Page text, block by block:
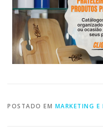
POSTADO EM MARKETING E